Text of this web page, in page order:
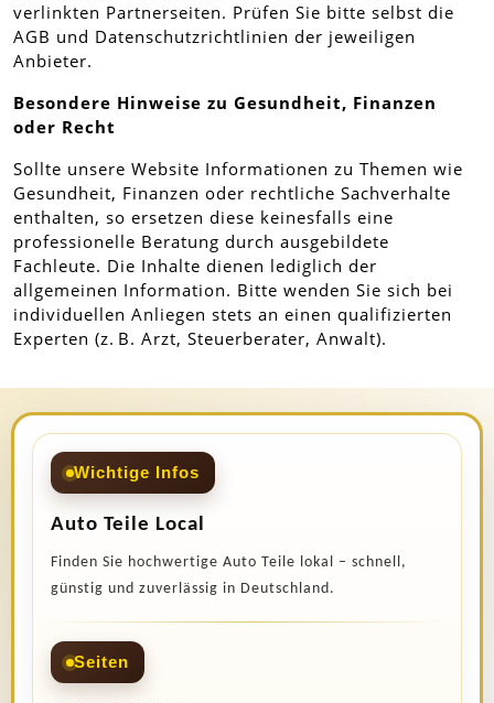
verlinkten Partnerseiten. Prüfen Sie bitte selbst die
AGB und Datenschutzrichtlinien der jeweiligen
Anbieter.
Besondere Hinweise zu Gesundheit, Finanzen
oder Recht
Sollte unsere Website Informationen zu Themen wie
Gesundheit, Finanzen oder rechtliche Sachverhalte
enthalten, so ersetzen diese keinesfalls eine
professionelle Beratung durch ausgebildete
Fachleute. Die Inhalte dienen lediglich der
allgemeinen Information. Bitte wenden Sie sich bei
individuellen Anliegen stets an einen qualifizierten
Experten (z. B. Arzt, Steuerberater, Anwalt).
Wichtige Infos
Auto Teile Local
Finden Sie hochwertige Auto Teile lokal – schnell,
günstig und zuverlässig in Deutschland.
Seiten